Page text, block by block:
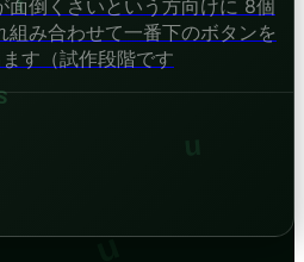
面倒くさいという方向けに 8個
み合わせて一番下のボタンを
す（試作段階です